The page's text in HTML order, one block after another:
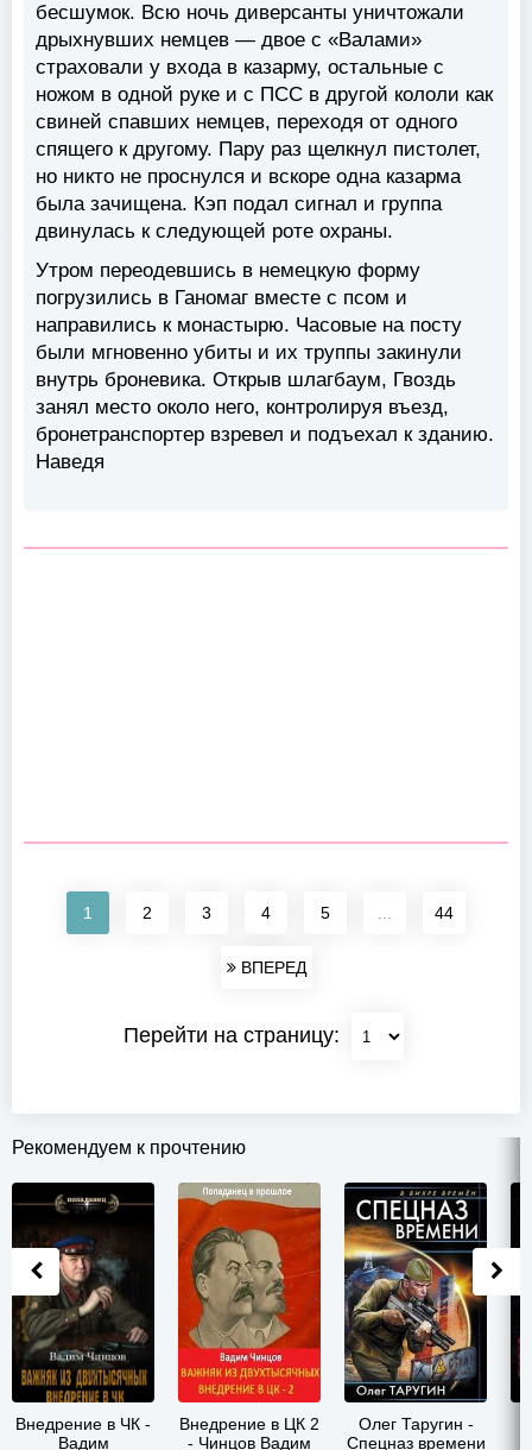
бесшумок. Всю ночь диверсанты уничтожали
дрыхнувших немцев — двое с «Валами»
страховали у входа в казарму, остальные с
ножом в одной руке и с ПСС в другой кололи как
свиней спавших немцев, переходя от одного
спящего к другому. Пару раз щелкнул пистолет,
но никто не проснулся и вскоре одна казарма
была зачищена. Кэп подал сигнал и группа
двинулась к следующей роте охраны.
Утром переодевшись в немецкую форму
погрузились в Ганомаг вместе с псом и
направились к монастырю. Часовые на посту
были мгновенно убиты и их труппы закинули
внутрь броневика. Открыв шлагбаум, Гвоздь
занял место около него, контролируя въезд,
бронетранспортер взревел и подъехал к зданию.
Наведя
1 2 3 4 5 44
ВПЕРЕД
Перейти на страницу:
Рекомендуем к прочтению
Внедрение в ЧК -
Вадим
Внедрение в ЦК 2
- Чинцов Вадим
Олег Таругин -
Спецназ времени